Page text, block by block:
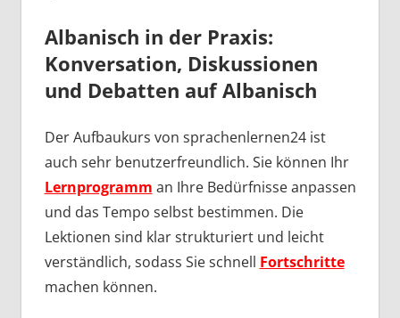
Albanisch in der Praxis:
Konversation, Diskussionen
und Debatten auf Albanisch
Der Aufbaukurs von sprachenlernen24 ist
auch sehr benutzerfreundlich. Sie können Ihr
Lernprogramm an Ihre Bedürfnisse anpassen
und das Tempo selbst bestimmen. Die
Lektionen sind klar strukturiert und leicht
verständlich, sodass Sie schnell Fortschritte
machen können.